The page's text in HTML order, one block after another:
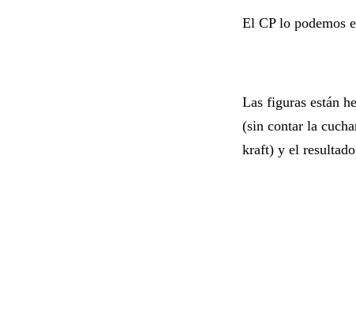
El CP lo podemos
Las figuras están
(sin contar la
kraft) y el